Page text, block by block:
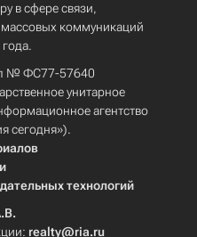
в сфере связи,
коммуникаций
№ ФС77-57640
унитарное
агентство
сегодня»).
технологий
realty@ria.ru